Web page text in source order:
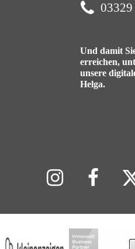
Und damit
erreichen,
unsere
Helga.